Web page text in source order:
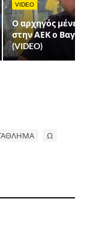
VIDEO
Ο αρχηγός μένει
στην ΑΕΚ ο
(VIDEO)
Ω